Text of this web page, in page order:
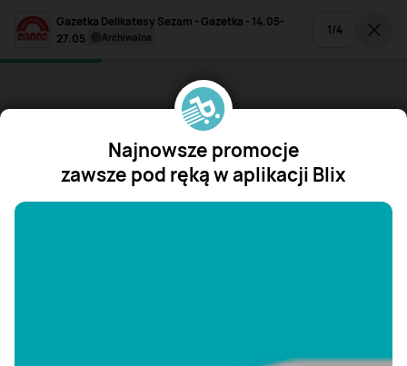
Gazetka Delikatesy Sezam - Gazetka - 14.05-
27.05
archiwalna 1/4
Najnowsze promocje
zawsze pod ręką w aplikacji Blix
"/>